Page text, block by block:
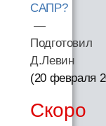
САПР?
—
Подготовил
Д.Левин
(20 февраля
Скоро